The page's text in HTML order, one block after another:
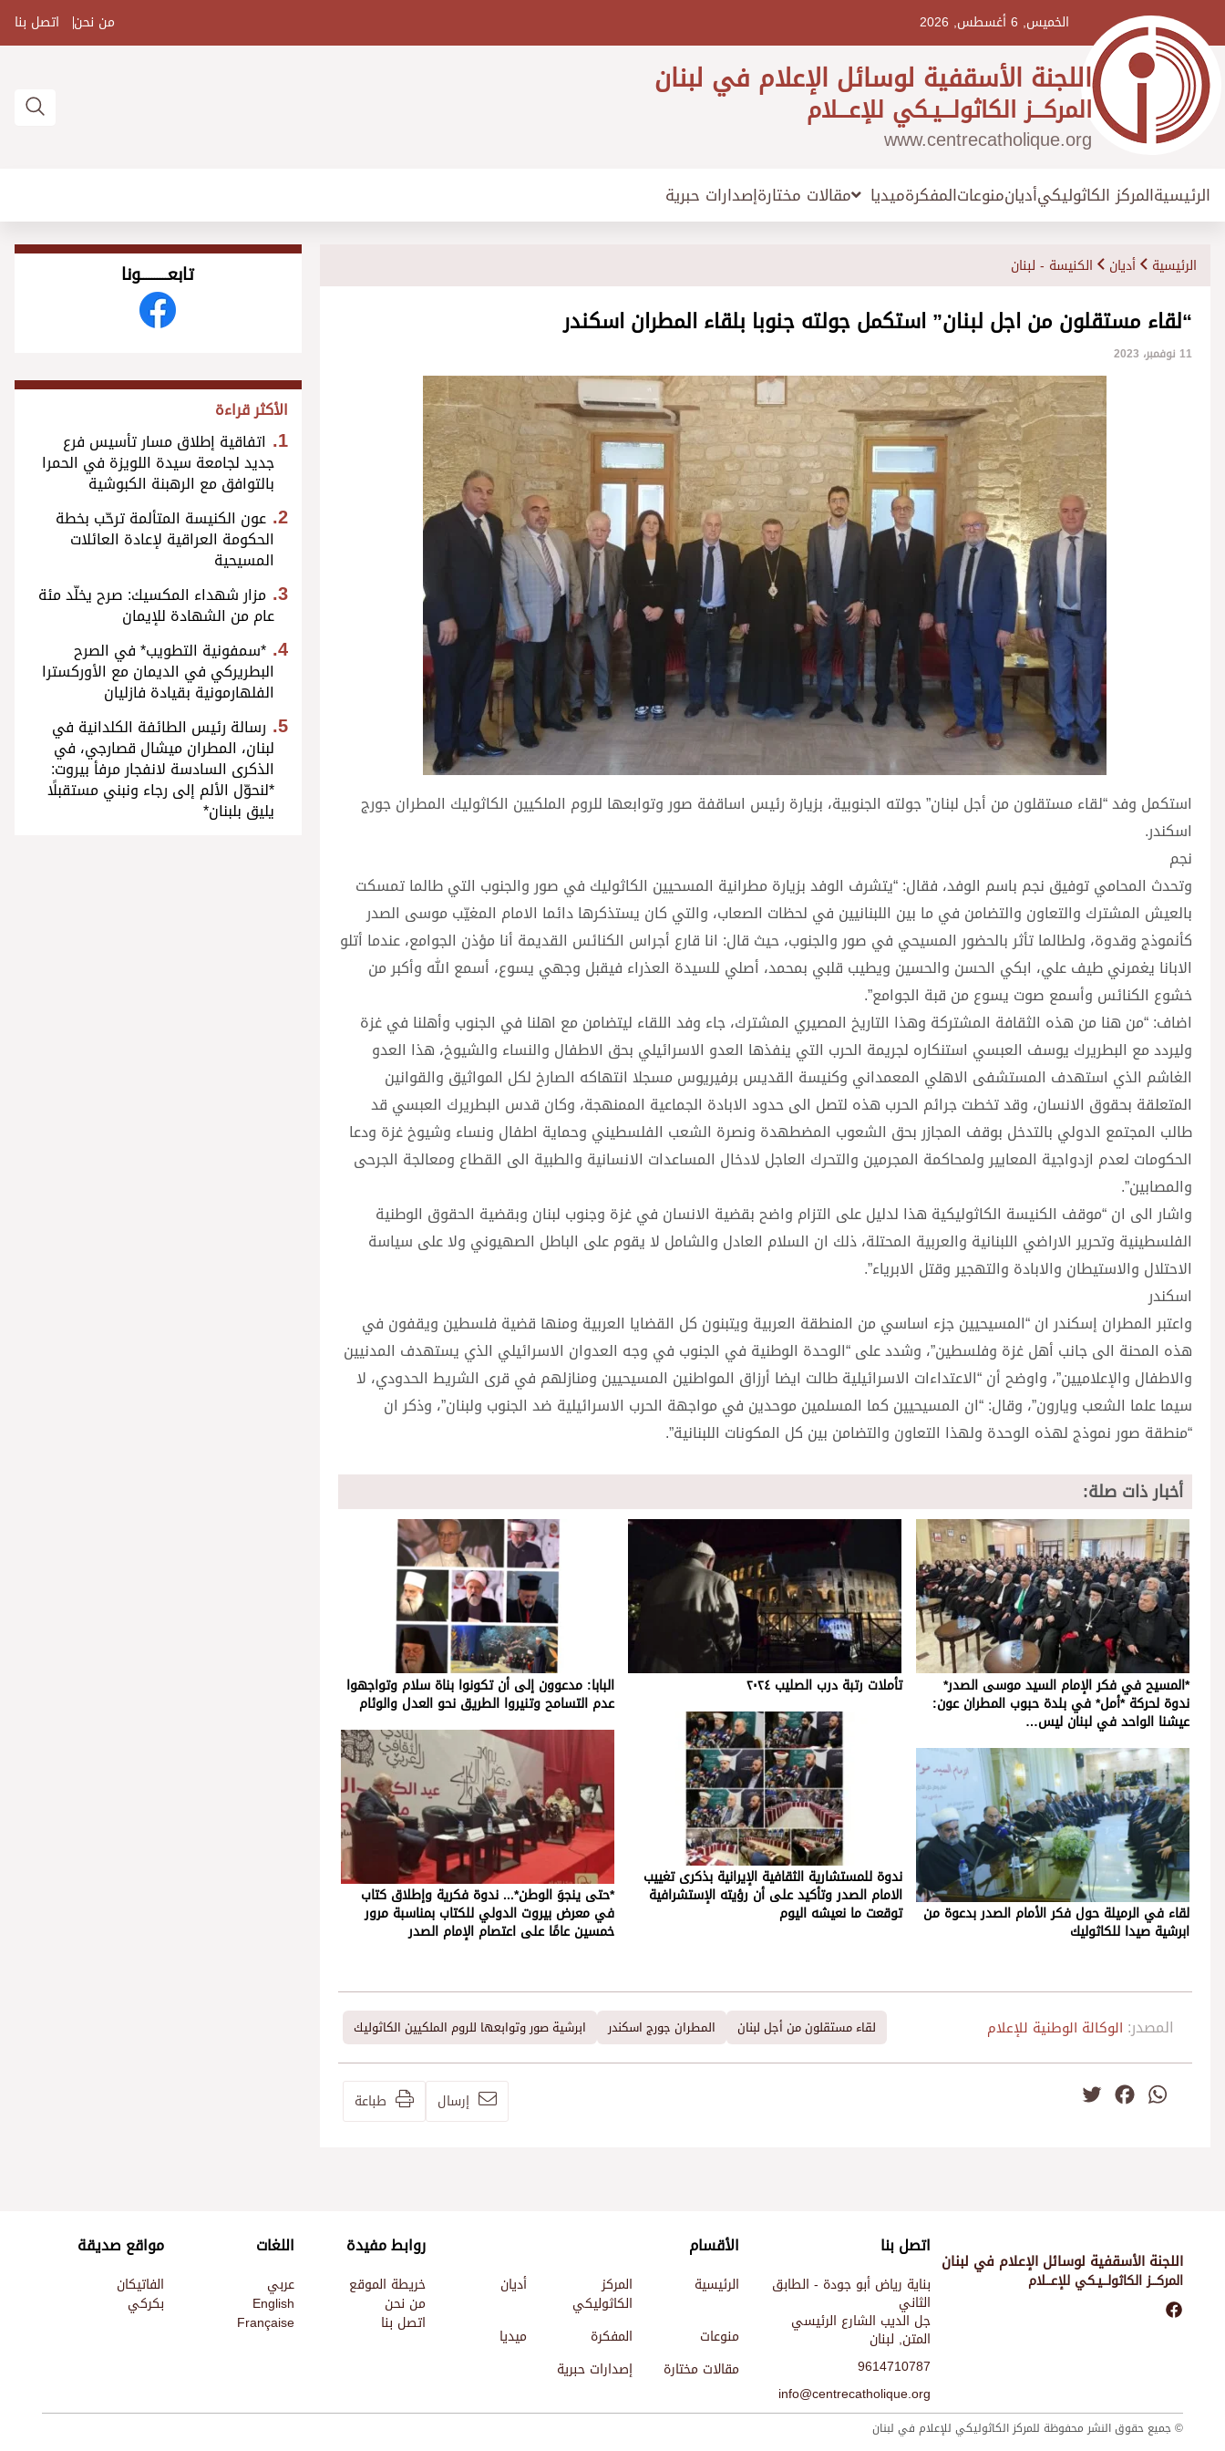
الخميس, 6 أغسطس, 2026 من نحن اتصل بنا
اللجنة الأسقفية لوسائل الإعلام في لبنان
المركـــز الكاثولـــيـكي للإعـــلام
www.centrecatholique.org
الرئيسيةالمركز الكاثوليكيأديانمنوعاتالمفكرةميديا مقالات مختارةإصدارات حبرية
الرئيسية أديان الكنيسة - لبنان
“لقاء مستقلون من اجل لبنان” استكمل جولته جنوبا بلقاء المطران اسكندر
11 نوفمبر، 2023
استكمل وفد “لقاء مستقلون من أجل لبنان” جولته الجنوبية، بزيارة رئيس اساقفة صور وتوابعها للروم الملكيين الكاثوليك المطران جورج
اسكندر.
نجم
وتحدث المحامي توفيق نجم باسم الوفد، فقال: “يتشرف الوفد بزيارة مطرانية المسحيين الكاثوليك في صور والجنوب التي طالما تمسكت
بالعيش المشترك والتعاون والتضامن في ما بين اللبنانيين في لحظات الصعاب، والتي كان يستذكرها دائما الامام المغيّب موسى الصدر
كأنموذج وقدوة، ولطالما تأثر بالحضور المسيحي في صور والجنوب، حيث قال: انا قارع أجراس الكنائس القديمة أنا مؤذن الجوامع، عندما أتلو
الابانا يغمرني طيف علي، ابكي الحسن والحسين ويطيب قلبي بمحمد، أصلي للسيدة العذراء فيقبل وجهي يسوع، أسمع الله وأكبر من
خشوع الكنائس وأسمع صوت يسوع من قبة الجوامع”.
اضاف: “من هنا من هذه الثقافة المشتركة وهذا التاريخ المصيري المشترك، جاء وفد اللقاء ليتضامن مع اهلنا في الجنوب وأهلنا في غزة
وليردد مع البطريرك يوسف العبسي استنكاره لجريمة الحرب التي ينفذها العدو الاسرائيلي بحق الاطفال والنساء والشيوخ، هذا العدو
الغاشم الذي استهدف المستشفى الاهلي المعمداني وكنيسة القديس برفيريوس مسجلا انتهاكه الصارخ لكل المواثيق والقوانين
المتعلقة بحقوق الانسان، وقد تخطت جرائم الحرب هذه لتصل الى حدود الابادة الجماعية الممنهجة، وكان قدس البطريرك العبسي قد
طالب المجتمع الدولي بالتدخل بوقف المجازر بحق الشعوب المضطهدة ونصرة الشعب الفلسطيني وحماية اطفال ونساء وشيوخ غزة ودعا
الحكومات لعدم ازدواجية المعايير ولمحاكمة المجرمين والتحرك العاجل لادخال المساعدات الانسانية والطبية الى القطاع ومعالجة الجرحى
والمصابين”.
واشار الى ان “موقف الكنيسة الكاثوليكية هذا لدليل على التزام واضح بقضية الانسان في غزة وجنوب لبنان وبقضية الحقوق الوطنية
الفلسطينية وتحرير الاراضي اللبنانية والعربية المحتلة، ذلك ان السلام العادل والشامل لا يقوم على الباطل الصهيوني ولا على سياسة
الاحتلال والاستيطان والابادة والتهجير وقتل الابرياء”.
اسكندر
واعتبر المطران إسكندر ان “المسيحيين جزء اساسي من المنطقة العربية ويتبنون كل القضايا العربية ومنها قضية فلسطين ويقفون في
هذه المحنة الى جانب أهل غزة وفلسطين”، وشدد على “الوحدة الوطنية في الجنوب في وجه العدوان الاسرائيلي الذي يستهدف المدنيين
والاطفال والإعلاميين”، واوضح أن “الاعتداءات الاسرائيلية طالت ايضا أرزاق المواطنين المسيحيين ومنازلهم في قرى الشريط الحدودي، لا
سيما علما الشعب ويارون”، وقال: “ان المسيحيين كما المسلمين موحدين في مواجهة الحرب الاسرائيلية ضد الجنوب ولبنان”، وذكر ان
“منطقة صور نموذج لهذه الوحدة ولهذا التعاون والتضامن بين كل المكونات اللبنانية”.
أخبار ذات صلة:
*المسيح في فكر الإمام السيد موسى الصدر*
ندوة لحركة *أمل* في بلدة حبوب المطران عون:
عيشنا الواحد في لبنان ليس…
لقاء في الرميلة حول فكر الأمام الصدر بدعوة من
ابرشية صيدا للكاثوليك
تأملات رتبة درب الصليب ٢٠٢٤
ندوة للمستشارية الثقافية الإيرانية بذكرى تغييب
الامام الصدر وتأكيد على أن رؤيته الإستشرافية
توقعت ما نعيشه اليوم
البابا: مدعوون إلى أن تكونوا بناة سلام وتواجهوا
عدم التسامح وتنيروا الطريق نحو العدل والوئام
*حتى ينجوَ الوطن*... ندوة فكرية وإطلاق كتاب
في معرض بيروت الدولي للكتاب بمناسبة مرور
خمسين عامًا على اعتصام الإمام الصدر
المصدر: الوكالة الوطنية للإعلام لقاء مستقلون من أجل لبنان المطران جورج اسكندر ابرشية صور وتوابعها للروم الملكيين الكاثوليك
WhatsApp
Facebook إرسال طباعة
تابعــــــــــونا
الأكثر قراءة
اتفاقية إطلاق مسار تأسيس فرع
جديد لجامعة سيدة اللويزة في الحمرا
بالتوافق مع الرهبنة الكبوشية
عون الكنيسة المتألمة ترحّب بخطة
الحكومة العراقية لإعادة العائلات
المسيحية
مزار شهداء المكسيك: صرح يخلّد مئة
عام من الشهادة للإيمان
*سمفونية التطويب* في الصرح
البطريركي في الديمان مع الأوركسترا
الفلهارمونية بقيادة فازليان
رسالة رئيس الطائفة الكلدانية في
لبنان، المطران ميشال قصارجي، في
الذكرى السادسة لانفجار مرفأ بيروت:
*لنحوّل الألم إلى رجاء ونبني مستقبلًا
يليق بلبنان*
اللجنة الأسقفية لوسائل الإعلام في لبنان
المركـــز الكاثولـــيـكي للإعـــلام
اتصل بنا
بناية رياض أبو جودة - الطابق
الثاني
جل الديب الشارع الرئيسي
المتن, لبنان
9614710787
info@centrecatholique.org
الأقسام
الرئيسية المركز
الكاثوليكي
أديان
منوعات المفكرة
ميديا
مقالات مختارة
إصدارات حبرية
روابط مفيدة
خريطة الموقع
من نحن
اتصل بنا
اللغات
عربي
English
Française
مواقع صديقة
الفاتيكان
بكركي
© جميع حقوق النشر محفوظة للمركز الكاثوليكي للإعلام في لبنان